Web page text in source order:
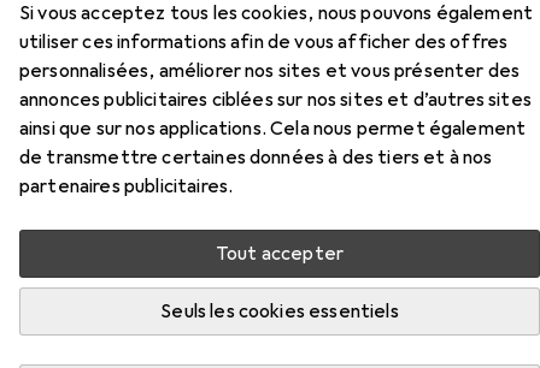
Si vous acceptez tous les cookies, nous pouvons également
utiliser ces informations afin de vous afficher des offres
personnalisées, améliorer nos sites et vous présenter des
annonces publicitaires ciblées sur nos sites et d’autres sites
ainsi que sur nos applications. Cela nous permet également
de transmettre certaines données à des tiers et à nos
partenaires publicitaires.
Tout accepter
Seuls les cookies essentiels
Ici, vous trouverez des accessoires compatibles avec le
produit Usag Jeu de tournevis à six pans mâle des
catégories Vis et Clé à six pans.
Populaire Vis Clé À Six Pans Usag
Pertinence
Liste des produits